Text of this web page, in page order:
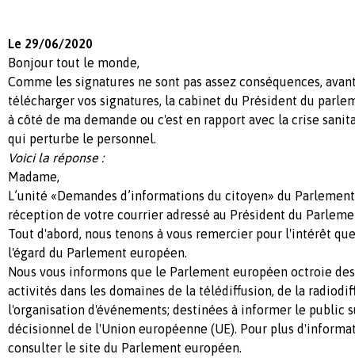
Le 29/06/2020
Bonjour tout le monde,
Comme les signatures ne sont pas assez conséquences,
télécharger vos signatures, la cabinet du Président du
à côté de ma demande ou c'est en rapport avec la crise
qui perturbe le personnel.
Voici la réponse :
Madame,
L’unité «Demandes d’informations du citoyen» du
réception de votre courrier adressé au Président du
Tout d'abord, nous tenons à vous remercier pour l'intérêt
l'égard du Parlement européen.
Nous vous informons que le Parlement européen octroie
activités dans les domaines de la télédiffusion, de la
l'organisation d'événements; destinées à informer le public
décisionnel de l'Union européenne (UE). Pour plus
consulter le site du Parlement européen.